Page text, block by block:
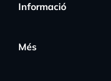
Informació
Més